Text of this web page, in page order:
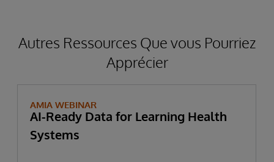
Autres Ressources Que vous Pourriez
Apprécier
AMIA WEBINAR
AI-Ready Data for Learning Health
Systems